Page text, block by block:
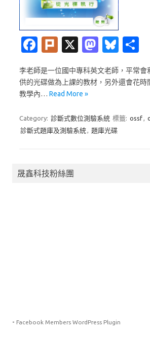
Fa
e
b
o
Pl
k
X
M
t
o
Bl
es
李老師是一位國中專科英文老師，平常會
供的光碟做為上課的教材，另外還會花時
教學內… Read More »
Category: 診斷式數位測驗系統 標籤: ossf
診斷式題庫及測驗系統
題庫光碟
晟鑫科技粉絲團
- Facebook Members WordPress Plugin